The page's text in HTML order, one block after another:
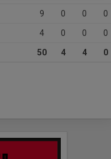
9 0 0 0
4 0 0 0
50 4 4 0